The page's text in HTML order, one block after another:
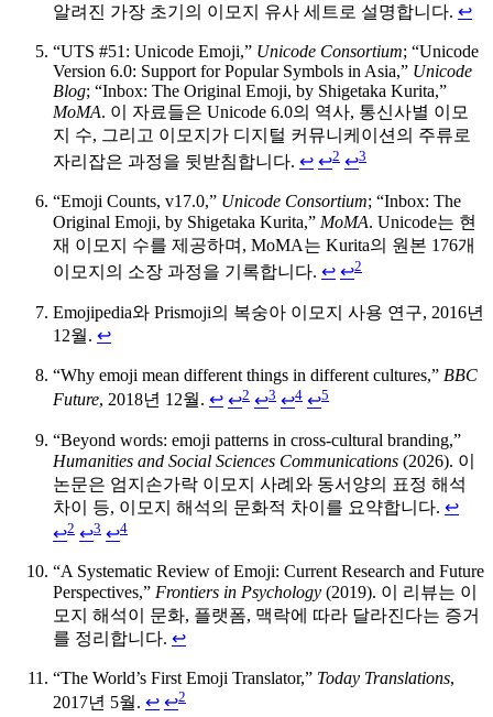
알려진 가장 초기의 이모지 유사 세트로 설명합니다. ↩
“UTS #51: Unicode Emoji,” Unicode Consortium; “Unicode
Version 6.0: Support for Popular Symbols in Asia,” Unicode
Blog; “Inbox: The Original Emoji, by Shigetaka Kurita,”
MoMA. 이 자료들은 Unicode 6.0의 역사, 통신사별 이모
지 수, 그리고 이모지가 디지털 커뮤니케이션의 주류로
자리잡은 과정을 뒷받침합니다. ↩ ↩2 ↩3
“Emoji Counts, v17.0,” Unicode Consortium; “Inbox: The
Original Emoji, by Shigetaka Kurita,” MoMA. Unicode는 현
재 이모지 수를 제공하며, MoMA는 Kurita의 원본 176개
이모지의 소장 과정을 기록합니다. ↩ ↩2
Emojipedia와 Prismoji의 복숭아 이모지 사용 연구, 2016년
12월. ↩
“Why emoji mean different things in different cultures,” BBC
Future, 2018년 12월. ↩ ↩2 ↩3 ↩4 ↩5
“Beyond words: emoji patterns in cross-cultural branding,”
Humanities and Social Sciences Communications (2026). 이
논문은 엄지손가락 이모지 사례와 동서양의 표정 해석
차이 등, 이모지 해석의 문화적 차이를 요약합니다. ↩
↩2 ↩3 ↩4
“A Systematic Review of Emoji: Current Research and Future
Perspectives,” Frontiers in Psychology (2019). 이 리뷰는 이
모지 해석이 문화, 플랫폼, 맥락에 따라 달라진다는 증거
를 정리합니다. ↩
“The World’s First Emoji Translator,” Today Translations,
2017년 5월. ↩ ↩2